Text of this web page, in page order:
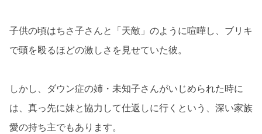
子供の頃はちさ子さんと「天敵」のように喧嘩し、ブリキ
で頭を殴るほどの激しさを見せていた彼。
しかし、ダウン症の姉・未知子さんがいじめられた時に
は、真っ先に妹と協力して仕返しに行くという、深い家族
愛の持ち主でもあります。